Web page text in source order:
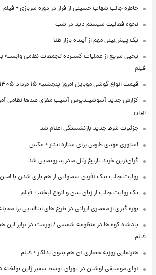
خاطره جالب شهاب حسینی از فرار در دوره سربازی + فیلم
نحوه فعالیت سیستم دید در شب
یک پیش‌بینی مهم از آینده بازار طلا
یحیی سریع از عملیات گسترده تجمعات نظامی وابسته
فیلم
قیمت انواع گوشی موبایل امروز پنجشنبه ۱۵ مرداد ۱۴۰۵ + جدول
گزارش جدید آسوشیتدپرس آسیب مغزی صدها نظامی
ایران
جزئیات شرط جدید بازنشستگی اعلام شد
استوری مهدی طارمی برای ستاره اینتر + عکس
گران‌ترین خرید تاریخ رئال مادرید رونمایی شد
روایت جالب نیک آفرین سماواتی از هم بازی شدن با
یک روایت جالب از زبان بدن و انواع لبخند + فیلم
بهره گیری از معماری ایرانی در طرح های ایتالیایی برا
پادشاه کوه ها در منظومه شمسی / اورست در برابر
فیلم
هنرنمایی روزبه حصاری آن هم بدون بدلکار + فیلم
آوای موسیقی اوشین در تهران توسط سفیر ژاپن نواخته